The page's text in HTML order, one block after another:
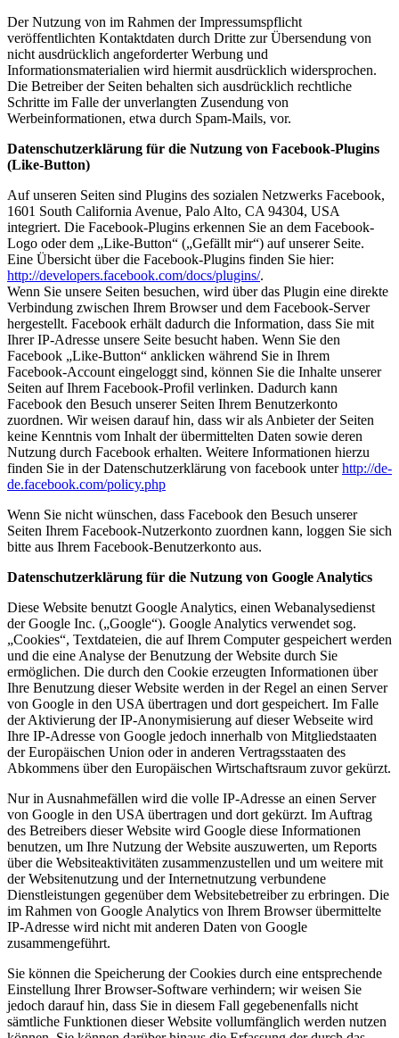
Der Nutzung von im Rahmen der Impressumspflicht
veröffentlichten Kontaktdaten durch Dritte zur Übersendung von
nicht ausdrücklich angeforderter Werbung und
Informationsmaterialien wird hiermit ausdrücklich widersprochen.
Die Betreiber der Seiten behalten sich ausdrücklich rechtliche
Schritte im Falle der unverlangten Zusendung von
Werbeinformationen, etwa durch Spam-Mails, vor.
Datenschutzerklärung für die Nutzung von Facebook-Plugins
(Like-Button)
Auf unseren Seiten sind Plugins des sozialen Netzwerks Facebook,
1601 South California Avenue, Palo Alto, CA 94304, USA
integriert. Die Facebook-Plugins erkennen Sie an dem Facebook-
Logo oder dem „Like-Button“ („Gefällt mir“) auf unserer Seite.
Eine Übersicht über die Facebook-Plugins finden Sie hier:
http://developers.facebook.com/docs/plugins/.
Wenn Sie unsere Seiten besuchen, wird über das Plugin eine direkte
Verbindung zwischen Ihrem Browser und dem Facebook-Server
hergestellt. Facebook erhält dadurch die Information, dass Sie mit
Ihrer IP-Adresse unsere Seite besucht haben. Wenn Sie den
Facebook „Like-Button“ anklicken während Sie in Ihrem
Facebook-Account eingeloggt sind, können Sie die Inhalte unserer
Seiten auf Ihrem Facebook-Profil verlinken. Dadurch kann
Facebook den Besuch unserer Seiten Ihrem Benutzerkonto
zuordnen. Wir weisen darauf hin, dass wir als Anbieter der Seiten
keine Kenntnis vom Inhalt der übermittelten Daten sowie deren
Nutzung durch Facebook erhalten. Weitere Informationen hierzu
finden Sie in der Datenschutzerklärung von facebook unterhttp://de-
de.facebook.com/policy.php
Wenn Sie nicht wünschen, dass Facebook den Besuch unserer
Seiten Ihrem Facebook-Nutzerkonto zuordnen kann, loggen Sie sich
bitte aus Ihrem Facebook-Benutzerkonto aus.
Datenschutzerklärung für die Nutzung von Google Analytics
Diese Website benutzt Google Analytics, einen Webanalysedienst
der Google Inc. („Google“). Google Analytics verwendet sog.
„Cookies“, Textdateien, die auf Ihrem Computer gespeichert werden
und die eine Analyse der Benutzung der Website durch Sie
ermöglichen. Die durch den Cookie erzeugten Informationen über
Ihre Benutzung dieser Website werden in der Regel an einen Server
von Google in den USA übertragen und dort gespeichert. Im Falle
der Aktivierung der IP-Anonymisierung auf dieser Webseite wird
Ihre IP-Adresse von Google jedoch innerhalb von Mitgliedstaaten
der Europäischen Union oder in anderen Vertragsstaaten des
Abkommens über den Europäischen Wirtschaftsraum zuvor gekürzt.
Nur in Ausnahmefällen wird die volle IP-Adresse an einen Server
von Google in den USA übertragen und dort gekürzt. Im Auftrag
des Betreibers dieser Website wird Google diese Informationen
benutzen, um Ihre Nutzung der Website auszuwerten, um Reports
über die Websiteaktivitäten zusammenzustellen und um weitere mit
der Websitenutzung und der Internetnutzung verbundene
Dienstleistungen gegenüber dem Websitebetreiber zu erbringen. Die
im Rahmen von Google Analytics von Ihrem Browser übermittelte
IP-Adresse wird nicht mit anderen Daten von Google
zusammengeführt.
Sie können die Speicherung der Cookies durch eine entsprechende
Einstellung Ihrer Browser-Software verhindern; wir weisen Sie
jedoch darauf hin, dass Sie in diesem Fall gegebenenfalls nicht
sämtliche Funktionen dieser Website vollumfänglich werden nutzen